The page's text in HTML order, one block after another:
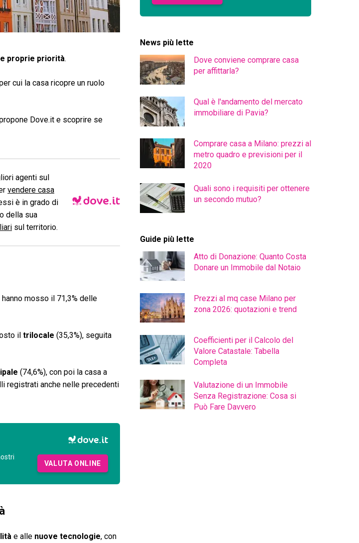
proprie priorità.
cui la casa ricopre un ruolo
Dove.it e scoprire se
agenti sul
vendere casa
è in grado di
della sua
sul territorio.
hanno mosso il 71,3% delle
il trilocale (35,3%), seguita
(74,6%), con poi la casa a
registrati anche nelle precedenti
VALUTA ONLINE
e alle nuove tecnologie, con
News più lette
Dove conviene comprare casa
per affittarla?
Qual è l'andamento del mercato
immobiliare di Pavia?
Comprare casa a Milano: prezzi al
metro quadro e previsioni per il
2020
Quali sono i requisiti per ottenere
un secondo mutuo?
Guide più lette
Atto di Donazione: Quanto Costa
Donare un Immobile dal Notaio
Prezzi al mq case Milano per
zona 2026: quotazioni e trend
Coefficienti per il Calcolo del
Valore Catastale: Tabella
Completa
Valutazione di un Immobile
Senza Registrazione: Cosa si
Può Fare Davvero